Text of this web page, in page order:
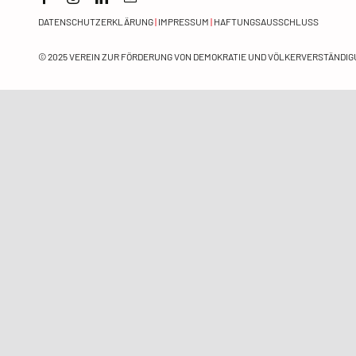
DATENSCHUTZERKLÄRUNG| IMPRESSUM | HAFTUNGSAUSSCHLUSS
© 2025VEREIN ZUR FÖRDERUNG VON DEMOKRATIE UND